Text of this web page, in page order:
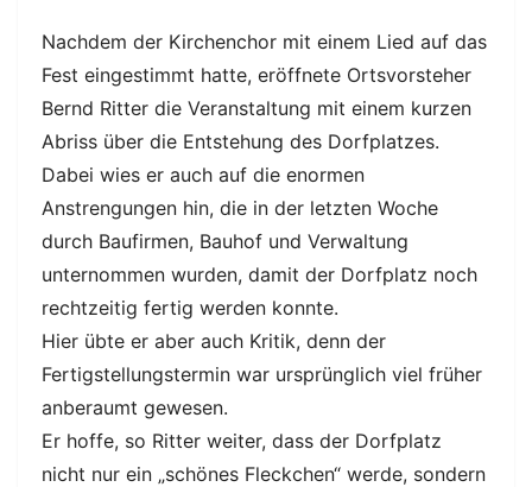
Nachdem der Kirchenchor mit einem Lied auf das
Fest eingestimmt hatte, eröffnete Ortsvorsteher
Bernd Ritter die Veranstaltung mit einem kurzen
Abriss über die Entstehung des Dorfplatzes.
Dabei wies er auch auf die enormen
Anstrengungen hin, die in der letzten Woche
durch Baufirmen, Bauhof und Verwaltung
unternommen wurden, damit der Dorfplatz noch
rechtzeitig fertig werden konnte.
Hier übte er aber auch Kritik, denn der
Fertigstellungstermin war ursprünglich viel früher
anberaumt gewesen.
Er hoffe, so Ritter weiter, dass der Dorfplatz
nicht nur ein „schönes Fleckchen“ werde, sondern